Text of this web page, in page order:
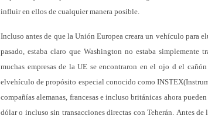
influir en ellos de cualquier manera posible.
Incluso antes de que la Unión Europea creara un vehículo para
pasado, estaba claro que Washington no estaba
muchas empresas de la UE se encontraron en el ojo d el
elvehículo de propósito especial conocido como
compañías alemanas, francesas e incluso británicas ahora
dólar o incluso sin transacciones directas con Teherán. Antes